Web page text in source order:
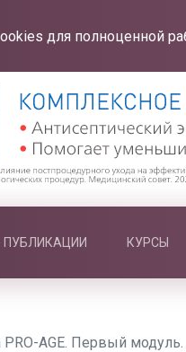
для полноценной
ПУБЛИКАЦИИ КУРСЫ
AGE. Первый